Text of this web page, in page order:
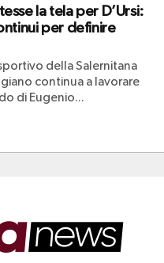
la tela per D’Ursi:
per definire
della Salernitana
continua a lavorare
di Eugenio...